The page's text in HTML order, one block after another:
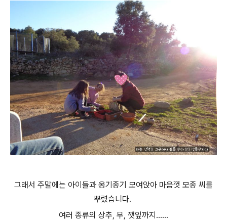
그래서 주말에는 아이들과 옹기종기 모여앉아 마음껏 모종 씨를
뿌렸습니다.
여러 종류의 상추, 무, 깻잎까지......